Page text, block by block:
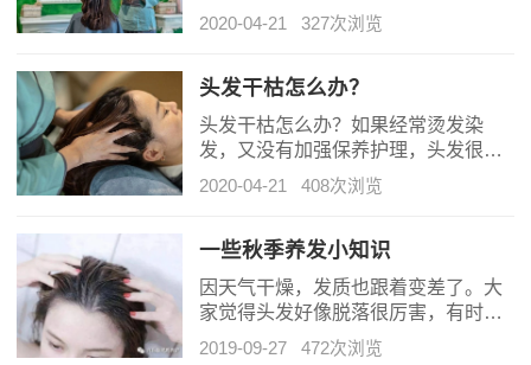
结的头发则会为个人形象减分，还会
影响自己的心情。接下来，随兴尚源
枯打结问题吧。
2020-04-21 327次浏览
头发干枯怎么办？
头发干枯怎么办？如果经常烫发染
发，又没有加强保养护理，头发很容
易出现枯黄干燥易折断的状况，干枯
毛躁的头发不仅影响发型的美感，也
为：解决头发干枯问题，首先要做的
事情就是注意给头发“施肥”，为头发补
充足够的养料。
2020-04-21 408次浏览
一些秋季养发小知识
因天气干燥，发质也跟着变差了。大
家觉得头发好像脱落很厉害，有时候
一抓就是一大把，除了面部肌肤，头
2019-09-27 472次浏览